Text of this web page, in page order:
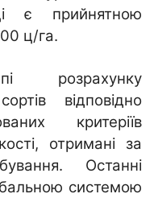
є прийнятною
ц/га.
розрахунку
відповідно
критеріїв
отримані за
Останні
системою